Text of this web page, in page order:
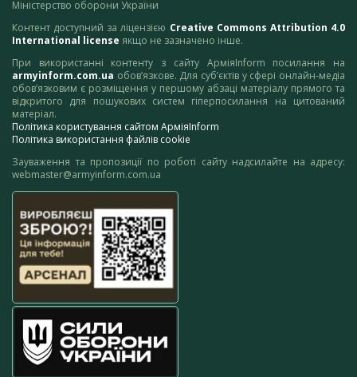
Міністерство оборони України
Контент доступний за ліцензією Creative Commons Attribution 4.0
International license якщо не зазначено інше.
При використанні контенту з сайту АрміяInform посилання на
armyinform.com.ua обов’язкове. Для суб’єктів у сфері онлайн-медіа
обов’язковим є розміщення у першому абзаці матеріалу прямого та
відкритого для пошукових систем гіперпосилання на цитований
матеріал.
Політика користування сайтом АрміяInform
Політика використання файлів cookie
Зауваження та пропозиції по роботі сайту надсилайте на адресу:
webmaster@armyinform.com.ua